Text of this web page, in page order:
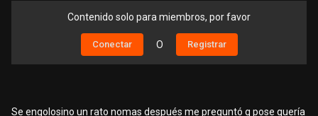
Contenido solo para miembros, por favor
Conectar O Registrar
Se engolosino un rato nomas después me preguntó q pose quería